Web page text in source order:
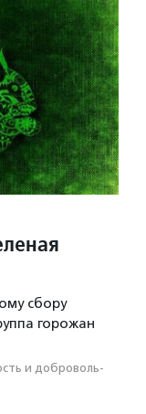
сбору
горожан
и доброволь­